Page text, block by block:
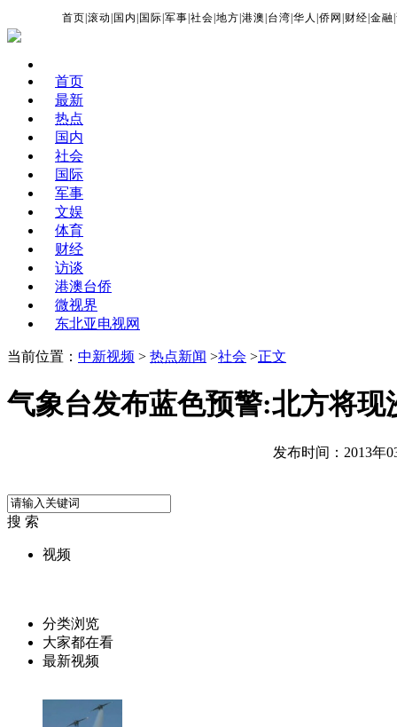
首页 |滚动 国内 国际 |军事 |社会 |地方 |港澳 台湾 |华人 |侨网 财经 |金融 |
首页
最新
热点
国内
社会
国际
军事
文娱
体育
财经
访谈
港澳台侨
微视界
东北亚电视网
当前位置： 中新视频 > 热点新闻 >社会 >正文
气象台发布蓝色预警:北方将现
发布时间：2013年
搜 索
视频
分类浏览
大家都在看
最新视频